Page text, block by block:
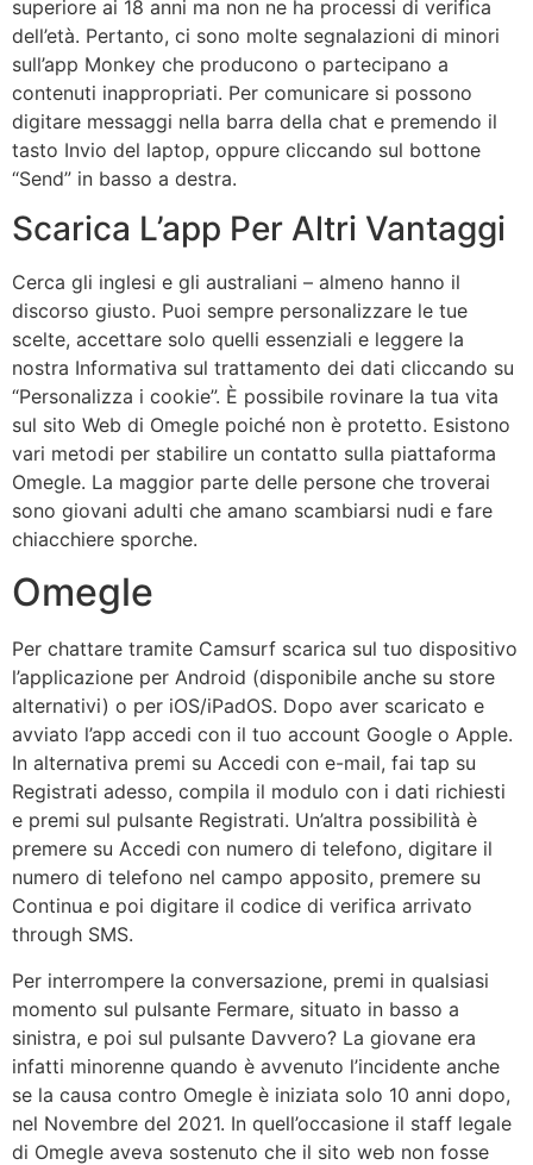
superiore ai 18 anni ma non ne ha processi di verifica
dell’età. Pertanto, ci sono molte segnalazioni di minori
sull’app Monkey che producono o partecipano a
contenuti inappropriati. Per comunicare si possono
digitare messaggi nella barra della chat e premendo il
tasto Invio del laptop, oppure cliccando sul bottone
“Send” in basso a destra.
Scarica L’app Per Altri Vantaggi
Cerca gli inglesi e gli australiani – almeno hanno il
discorso giusto. Puoi sempre personalizzare le tue
scelte, accettare solo quelli essenziali e leggere la
nostra Informativa sul trattamento dei dati cliccando su
“Personalizza i cookie”. È possibile rovinare la tua vita
sul sito Web di Omegle poiché non è protetto. Esistono
vari metodi per stabilire un contatto sulla piattaforma
Omegle. La maggior parte delle persone che troverai
sono giovani adulti che amano scambiarsi nudi e fare
chiacchiere sporche.
Omegle
Per chattare tramite Camsurf scarica sul tuo dispositivo
l’applicazione per Android (disponibile anche su store
alternativi) o per iOS/iPadOS. Dopo aver scaricato e
avviato l’app accedi con il tuo account Google o Apple.
In alternativa premi su Accedi con e-mail, fai tap su
Registrati adesso, compila il modulo con i dati richiesti
e premi sul pulsante Registrati. Un’altra possibilità è
premere su Accedi con numero di telefono, digitare il
numero di telefono nel campo apposito, premere su
Continua e poi digitare il codice di verifica arrivato
through SMS.
Per interrompere la conversazione, premi in qualsiasi
momento sul pulsante Fermare, situato in basso a
sinistra, e poi sul pulsante Davvero? La giovane era
infatti minorenne quando è avvenuto l’incidente anche
se la causa contro Omegle è iniziata solo 10 anni dopo,
nel Novembre del 2021. In quell’occasione il staff legale
di Omegle aveva sostenuto che il sito web non fosse